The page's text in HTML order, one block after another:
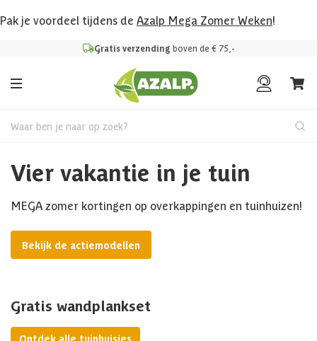
Pak je voordeel tijdens de Azalp Mega Zomer Weken!
Gratis verzending boven de € 75,-
Waar ben je naar op zoek?
Vier vakantie in je tuin
MEGA zomer kortingen op overkappingen en tuinhuizen!
Bekijk de actiemodellen
Gratis wandplankset
Ontdek alle tuinhuisjes